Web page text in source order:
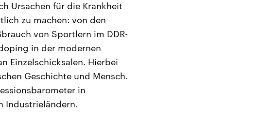
Ursachen für die Krankheit
zu machen: von den
von Sportlern im DDR-
in der modernen
Einzelschicksalen. Hierbei
Geschichte und Mensch.
in
Industrieländern.